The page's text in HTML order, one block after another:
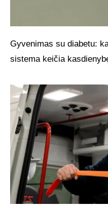
Gyvenimas su diabetu:
sistema keičia